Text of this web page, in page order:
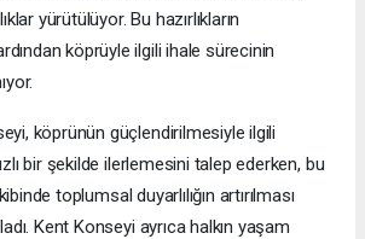
yürütülüyor. Bu hazırlıkların
köprüyle ilgili ihale sürecinin
köprünün güçlendirilmesiyle ilgili
bir şekilde ilerlemesini talep ederken, bu
toplumsal duyarlılığın artırılması
Kent Konseyi ayrıca halkın yaşam